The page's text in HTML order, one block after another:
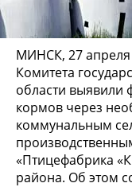
МИНСК, 27
Комитета
области выявили
кормов через
коммунальным
«Птицефабрика
района. Об этом